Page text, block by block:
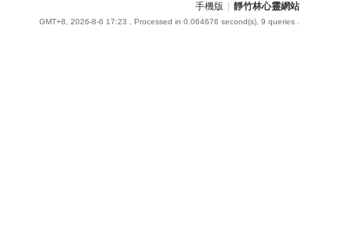
手機版 靜竹林心靈網站
GMT+8, 2026-8-6 17:23 , Processed in 0.064676 second(s), 9 queries .